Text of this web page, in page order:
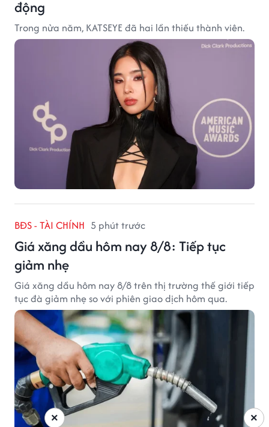
động
Trong nửa năm, KATSEYE đã hai lần thiếu thành viên.
BĐS - TÀI CHÍNH 5 phút trước
Giá xăng dầu hôm nay 8/8: Tiếp tục
giảm nhẹ
Giá xăng dầu hôm nay 8/8 trên thị trường thế giới tiếp
tục đà giảm nhẹ so với phiên giao dịch hôm qua.
×
×